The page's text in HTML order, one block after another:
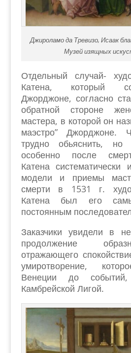
Джироламо да Тревизо, Исаак
Музей изящных
Отдельный случай-
Катена, который
Джорджоне, согласно
обратной стороне
мастера, в которой он
маэстро” Джорджоне.
трудно обьяснить, но
особенно после
Катена систематически
модели и приемы
смерти в 1531 г.
Катена был его
постоянным
Заказчики увидели в
продолжение
отражающего
умиротворение,
Венеции до
Камбрейской Лигой.